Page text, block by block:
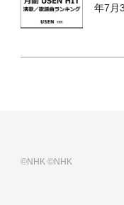
年7月
©NHK©NHK